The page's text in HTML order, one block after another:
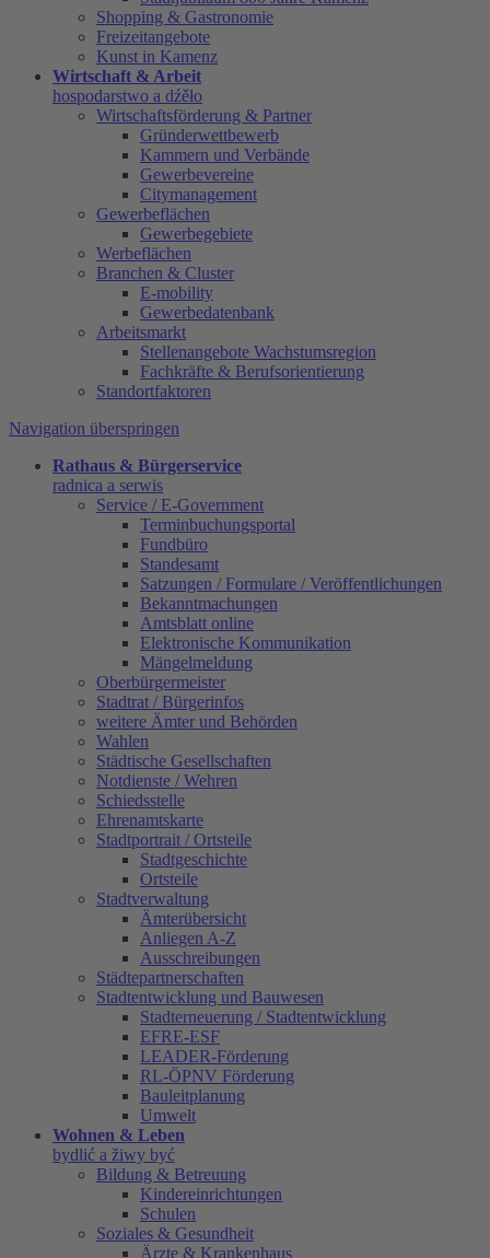
Shopping & Gastronomie
Freizeitangebote
Kunst in Kamenz
Wirtschaft & Arbeit
hospodarstwo a dźěło
Wirtschaftsförderung & Partner
Gründerwettbewerb
Kammern und Verbände
Gewerbevereine
Citymanagement
Gewerbeflächen
Gewerbegebiete
Werbeflächen
Branchen & Cluster
E-mobility
Gewerbedatenbank
Arbeitsmarkt
Stellenangebote Wachstumsregion
Fachkräfte & Berufsorientierung
Standortfaktoren
Navigation überspringen
Rathaus & Bürgerservice
radnica a serwis
Service / E-Government
Terminbuchungsportal
Fundbüro
Standesamt
Satzungen / Formulare / Veröffentlichungen
Bekanntmachungen
Amtsblatt online
Elektronische Kommunikation
Mängelmeldung
Oberbürgermeister
Stadtrat / Bürgerinfos
weitere Ämter und Behörden
Wahlen
Städtische Gesellschaften
Notdienste / Wehren
Schiedsstelle
Ehrenamtskarte
Stadtportrait / Ortsteile
Stadtgeschichte
Ortsteile
Stadtverwaltung
Ämterübersicht
Anliegen A-Z
Ausschreibungen
Städtepartnerschaften
Stadtentwicklung und Bauwesen
Stadterneuerung / Stadtentwicklung
EFRE-ESF
LEADER-Förderung
RL-ÖPNV Förderung
Bauleitplanung
Umwelt
Wohnen & Leben
bydlić a žiwy być
Bildung & Betreuung
Kindereinrichtungen
Schulen
Soziales & Gesundheit
Ärzte & Krankenhaus